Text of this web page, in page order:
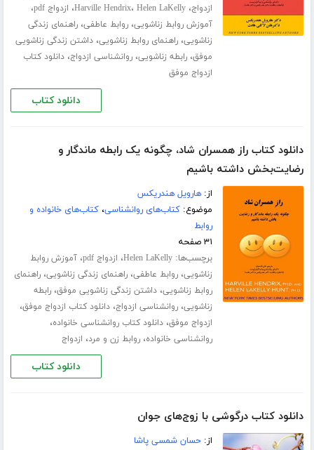
ازدواج، Harville Hendrix، Helen LaKelly ، ازدواج pdf ،
آموزش روابط زناشویی،روابط عاطفی،راهنمای زندگی
زناشویی،راهنمای روابط زناشویی،داشتن زندگی زناشویی
موفق،رابطه زناشویی،روانشناسی ازدواج،دانلود کتاب
ازدواج موفق
دانلود کتاب
دانلود کتاب راز همسران شاد، چگونه یک رابطه ماندگار و
رضایت‌بخش داشته باشیم
از:هارویل هندریکس
موضوع:کتاب‌های روانشناسی،کتاب‌های خانواده و
روابط
۳۱ صفحه
برچسب‌ها:Helen LaKelly، ازدواج pdf ،آموزش روابط
زناشویی،روابط عاطفی،راهنمای زندگی زناشویی،راهنمای
روابط زناشویی،داشتن زندگی زناشویی موفق،رابطه
زناشویی،روانشناسی ازدواج،دانلود کتاب ازدواج موفق،
ازدواج موفق،دانلود کتاب روانشناسی خانواده،
روانشناسی خانواده،روابط زن و مرد، ازدواج
دانلود کتاب
دانلود کتاب درگوشی با زوج‌های جوان
از:حسان شمسی پاشا